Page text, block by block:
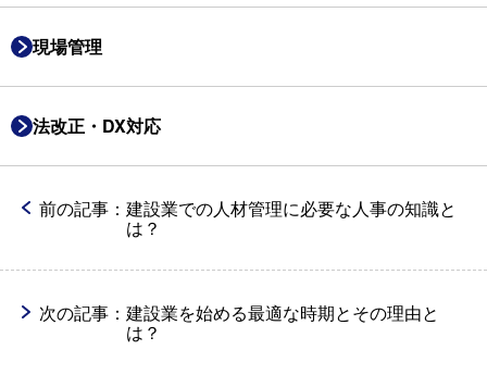
現場管理
法改正・DX対応
前の記事： 建設業での人材管理に必要な人事の知識と
は？
次の記事： 建設業を始める最適な時期とその理由と
は？